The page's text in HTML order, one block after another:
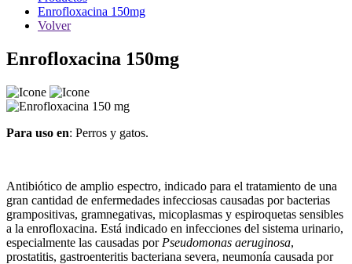
Enrofloxacina 150mg
Volver
Enrofloxacina 150mg
Para uso en: Perros y gatos.
Antibiótico de amplio espectro, indicado para el tratamiento de una
gran cantidad de enfermedades infecciosas causadas por bacterias
grampositivas, gramnegativas, micoplasmas y espiroquetas sensibles
a la enrofloxacina. Está indicado en infecciones del sistema urinario,
especialmente las causadas por Pseudomonas aeruginosa,
prostatitis, gastroenteritis bacteriana severa, neumonía causada por